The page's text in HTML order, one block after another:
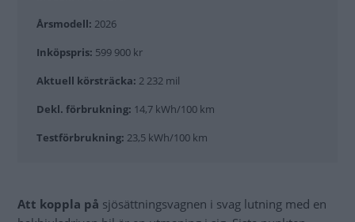
Årsmodell: 2026
Inköpspris: 599 900 kr
Aktuell körsträcka: 2 232 mil
Dekl. förbrukning: 14,7 kWh/100 km
Testförbrukning: 23,5 kWh/100 km
Att koppla på sjösättningsvagnen i svag lutning med en